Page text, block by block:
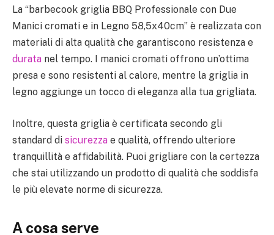
La “barbecook griglia BBQ Professionale con Due
Manici cromati e in Legno 58,5x40cm” è realizzata con
materiali di alta qualità che garantiscono resistenza e
durata nel tempo. I manici cromati offrono un’ottima
presa e sono resistenti al calore, mentre la griglia in
legno aggiunge un tocco di eleganza alla tua grigliata.
Inoltre, questa griglia è certificata secondo gli
standard di sicurezza e qualità, offrendo ulteriore
tranquillità e affidabilità. Puoi grigliare con la certezza
che stai utilizzando un prodotto di qualità che soddisfa
le più elevate norme di sicurezza.
A cosa serve